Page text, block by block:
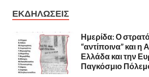
ΕΚΔΗΛΩΣΕΙΣ
Ημερίδα: Ο
“αντίποινα” και η
Ελλάδα και την
Παγκόσμιο